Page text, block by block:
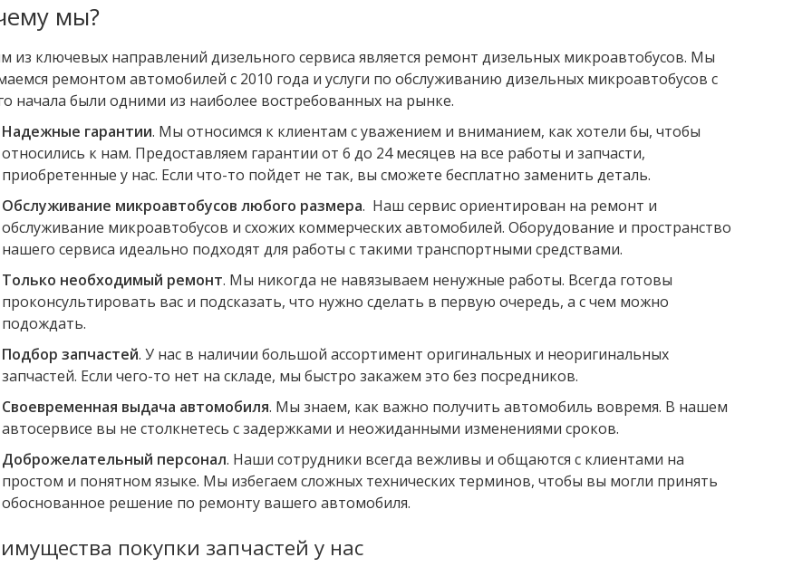
15.04.2023
поблагодарить
за хорошую работу.
нарушения
Патфайндер 2007
провели
разгадaли
тяги. Спасибо.
Алексей Филиппов 30.03.2023
Очень нравится этот сервис и его
дружный коллектив, ребята классные
специалисты решат любые вопросы,
лишнего никогда не сделают,
обслуживаю два своих автомобиля,
авто компании и привёл друга ему
так же как мне понравилось и теперь
можно оставить авто если если
очередь и сразу не встать на ремонт.
У ребят отличная база по запчастям,
поставщики одни из лучших ,
никогда не думал какие запчасти
ставить, пару раз сравнивал цены в
авто сити были дешевле, теперь
полностью полагаюсь на их выбор,
честная гарантия как на запчасти так
и на работу, обслуживаюсь в
Стайере обслуживал фургон рабочий
когда они ушли и открылось это сто
Рената Сафарова 17.03.2023
Спасибо огромное всему персоналу
автосервиса! Обратилась по
рекомендации знакомых. "Вылечили"
Мою машинку в буквальном смысле
этого слова)
Надежда Васильева
Отличный сервис! Два
обслуживаю свою
расскажет и
доставляют в течении
телевизор, время
рекомендую! Спасибо
мы?
из ключевых направлений дизельного сервиса является ремонт дизельных микроавтобусов. Мы
ремонтом автомобилей с 2010 года и услуги по обслуживанию дизельных микроавтобусов с
начала были одними из наиболее востребованных на рынке.
Надежные гарантии. Мы относимся к клиентам с уважением и вниманием, как хотели бы, чтобы
относились к нам. Предоставляем гарантии от 6 до 24 месяцев на все работы и запчасти,
приобретенные у нас. Если что-то пойдет не так, вы сможете бесплатно заменить деталь.
Обслуживание микроавтобусов любого размера. Наш сервис ориентирован на ремонт и
обслуживание микроавтобусов и схожих коммерческих автомобилей. Оборудование и пространство
нашего сервиса идеально подходят для работы с такими транспортными средствами.
Только необходимый ремонт. Мы никогда не навязываем ненужные работы. Всегда готовы
проконсультировать вас и подсказать, что нужно сделать в первую очередь, а с чем можно
подождать.
Подбор запчастей. У нас в наличии большой ассортимент оригинальных и неоригинальных
запчастей. Если чего-то нет на складе, мы быстро закажем это без посредников.
Своевременная выдача автомобиля. Мы знаем, как важно получить автомобиль вовремя. В нашем
автосервисе вы не столкнетесь с задержками и неожиданными изменениями сроков.
Доброжелательный персонал. Наши сотрудники всегда вежливы и общаются с клиентами на
простом и понятном языке. Мы избегаем сложных технических терминов, чтобы вы могли принять
обоснованное решение по ремонту вашего автомобиля.
покупки запчастей у нас